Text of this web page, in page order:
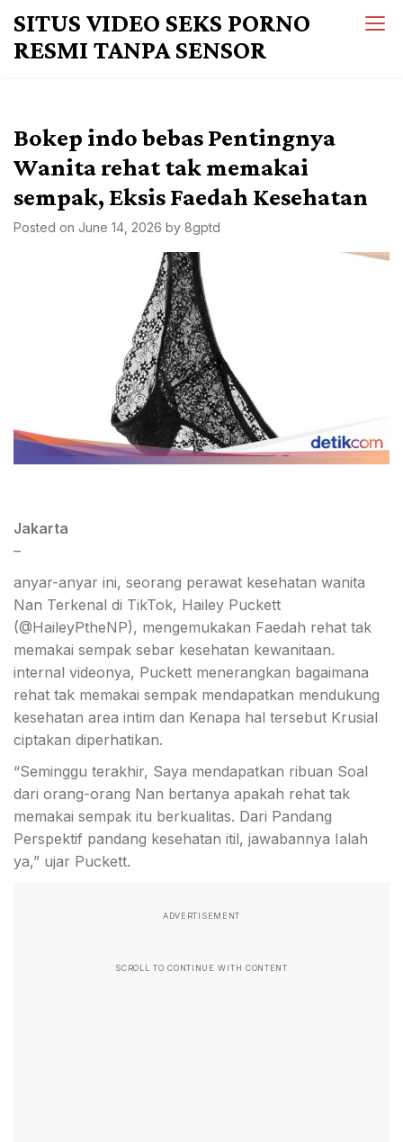
content
SITUS VIDEO SEKS PORNO
RESMI TANPA SENSOR
Bokep indo bebas Pentingnya
Wanita rehat tak memakai
sempak, Eksis Faedah Kesehatan
Posted on June 14, 2026 by 8gptd
Jakarta
–
anyar-anyar ini, seorang perawat kesehatan wanita
Nan Terkenal di TikTok, Hailey Puckett
(@HaileyPtheNP), mengemukakan Faedah rehat tak
memakai sempak sebar kesehatan kewanitaan.
internal videonya, Puckett menerangkan bagaimana
rehat tak memakai sempak mendapatkan mendukung
kesehatan area intim dan Kenapa hal tersebut Krusial
ciptakan diperhatikan.
“Seminggu terakhir, Saya mendapatkan ribuan Soal
dari orang-orang Nan bertanya apakah rehat tak
memakai sempak itu berkualitas. Dari Pandang
Perspektif pandang kesehatan itil, jawabannya Ialah
ya,” ujar Puckett.
ADVERTISEMENT
SCROLL TO CONTINUE WITH CONTENT